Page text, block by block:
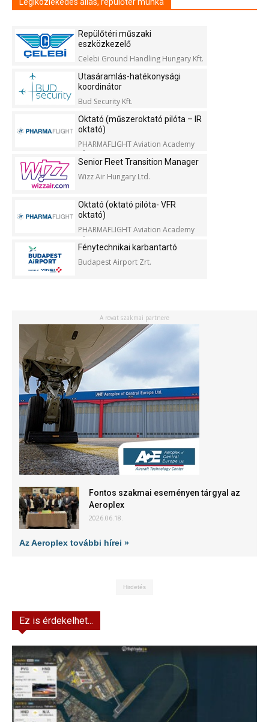
Repülőtéri műszaki
eszközkezelő
Celebi Ground Handling Hungary Kft.
Utasáramlás-hatékonysági
koordinátor
Bud Security Kft.
Oktató (műszeroktató pilóta – IR
oktató)
PHARMAFLIGHT Aviation Academy
Kft.
Senior Fleet Transition Manager
Wizz Air Hungary Ltd.
Oktató (oktató pilóta- VFR
oktató)
PHARMAFLIGHT Aviation Academy
Kft.
Fénytechnikai karbantartó
Budapest Airport Zrt.
A rovat szakmai partnere
Fontos szakmai eseményen tárgyal az
Aeroplex
2026.06.18.
Az Aeroplex további hírei »
Hirdetés
Ez is érdekelhet...